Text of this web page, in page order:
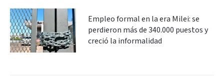
Empleo formal en la era Milei: se
perdieron más de 340.000 puestos y
creció la informalidad